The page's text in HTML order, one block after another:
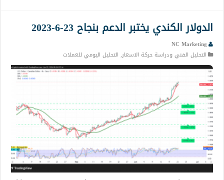
الدولار الكندي يختبر الدعم بنجاح 23-6-2023
NC Marketing
التحليل الفني ودراسة حركة الاسعار, التحليل اليومي للعملات